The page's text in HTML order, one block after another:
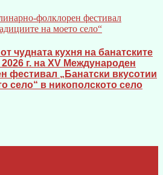
чудната кухня на банатските
г. на XV Международен
фестивал „Банатски вкусотии
село“ в никополското село